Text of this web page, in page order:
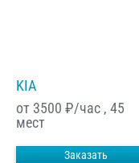
KIA
от 3500 ₽/час , 45
мест
Заказать